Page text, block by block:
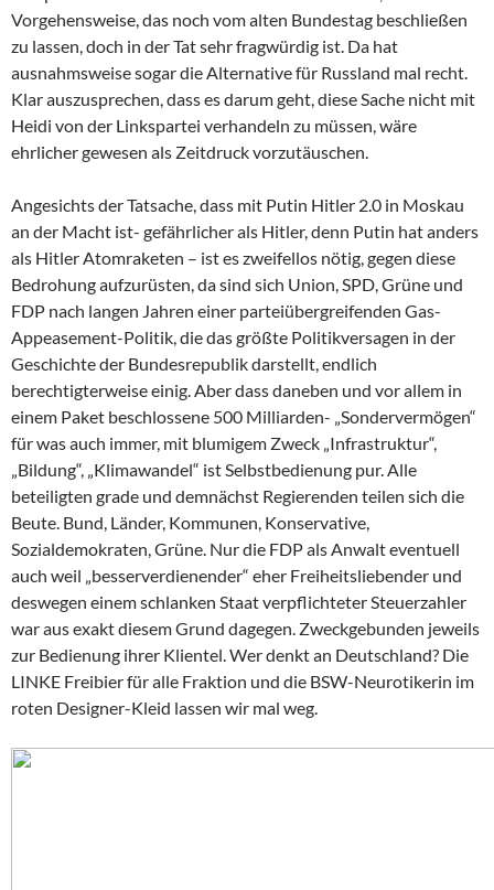
Vorgehensweise, das noch vom alten Bundestag beschließen
zu lassen, doch in der Tat sehr fragwürdig ist. Da hat
ausnahmsweise sogar die Alternative für Russland mal recht.
Klar auszusprechen, dass es darum geht, diese Sache nicht mit
Heidi von der Linkspartei verhandeln zu müssen, wäre
ehrlicher gewesen als Zeitdruck vorzutäuschen.
Angesichts der Tatsache, dass mit Putin Hitler 2.0 in Moskau
an der Macht ist- gefährlicher als Hitler, denn Putin hat anders
als Hitler Atomraketen – ist es zweifellos nötig, gegen diese
Bedrohung aufzurüsten, da sind sich Union, SPD, Grüne und
FDP nach langen Jahren einer parteiübergreifenden Gas-
Appeasement-Politik, die das größte Politikversagen in der
Geschichte der Bundesrepublik darstellt, endlich
berechtigterweise einig. Aber dass daneben und vor allem in
einem Paket beschlossene 500 Milliarden- „Sondervermögen“
für was auch immer, mit blumigem Zweck „Infrastruktur“,
„Bildung“, „Klimawandel“ ist Selbstbedienung pur. Alle
beteiligten grade und demnächst Regierenden teilen sich die
Beute. Bund, Länder, Kommunen, Konservative,
Sozialdemokraten, Grüne. Nur die FDP als Anwalt eventuell
auch weil „besserverdienender“ eher Freiheitsliebender und
deswegen einem schlanken Staat verpflichteter Steuerzahler
war aus exakt diesem Grund dagegen. Zweckgebunden jeweils
zur Bedienung ihrer Klientel. Wer denkt an Deutschland? Die
LINKE Freibier für alle Fraktion und die BSW-Neurotikerin im
roten Designer-Kleid lassen wir mal weg.